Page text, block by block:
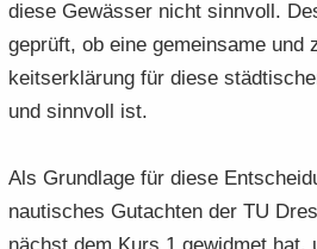
diese Ge­wäs­ser nicht sinn­voll.
ge­prüft, ob eine ge­mein­sa­me
keits­er­klä­rung für diese
und sinn­voll ist.
Als Grund­la­ge für diese
nau­ti­sches Gut­ach­ten der TU